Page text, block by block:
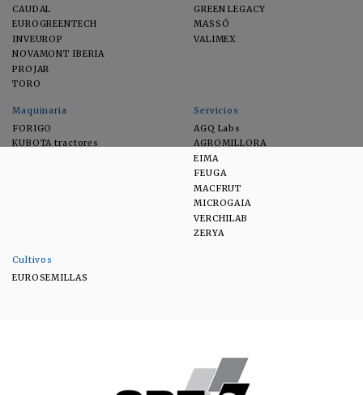
CAUDAL
EUROGREENTECH
INVEUROP
NOVAMONT IBERIA
PROJAR
TORO
GREEN LEGACY
MASSÓ
VALIMEX
Maquinaria
FORIGO
KUBOTA tractores
Servicios
AGQ Labs
AGROMILLORA
EIMA
FEUGA
MACFRUT
MICROGAIA
VERCHILAB
ZERYA
Cultivos
EUROSEMILLAS